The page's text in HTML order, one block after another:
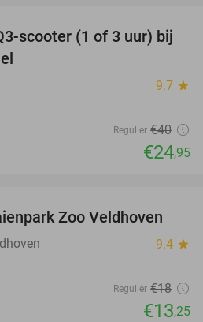
38%
scooter (1 of 3 uur) bij
9.7 star
Regulier €40
€24,95
26%
Zoo Veldhoven
9.4 star
Regulier €18
€13,25